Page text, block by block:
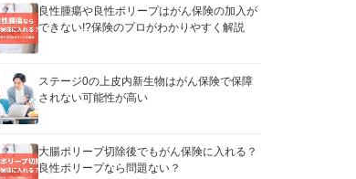
良性腫瘍や良性ポリープはがん保険の加入が
できない!?保険のプロがわかりやすく解説
ステージ0の上皮内新生物はがん保険で保障
されない可能性が高い
大腸ポリープ切除後でもがん保険に入れる？
良性ポリープなら問題ない？